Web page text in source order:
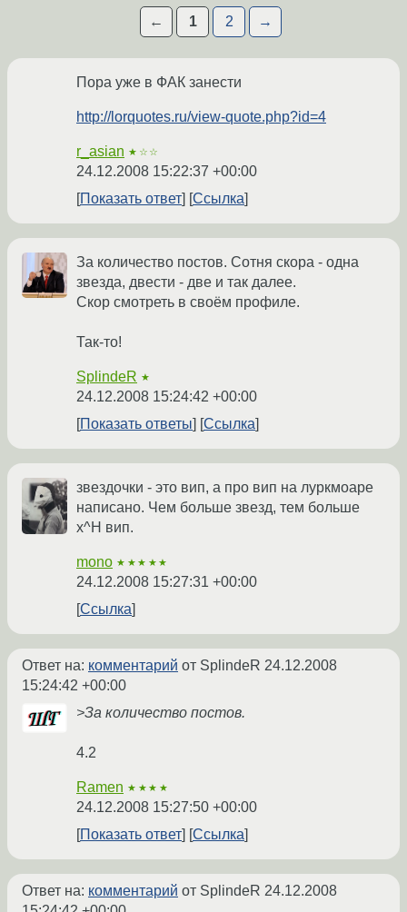
← 1 2 →
Пора уже в ФАК занести
http://lorquotes.ru/view-quote.php?id=4
r_asian ★☆☆
24.12.2008 15:22:37 +00:00
Показать ответ
Ссылка
За количество постов. Сотня скора - одна
звезда, двести - две и так далее.
Скор смотреть в своём профиле.
Так-то!
SplindeR ★
24.12.2008 15:24:42 +00:00
Показать ответы
Ссылка
звездочки - это вип, а про вип на луркмоаре
написано. Чем больше звезд, тем больше
х^H вип.
mono ★★★★★
24.12.2008 15:27:31 +00:00
Ссылка
Ответ на: комментарий от SplindeR 24.12.2008
15:24:42 +00:00
>За количество постов.
4.2
Ramen ★★★★
24.12.2008 15:27:50 +00:00
Показать ответ
Ссылка
Ответ на: комментарий от SplindeR 24.12.2008